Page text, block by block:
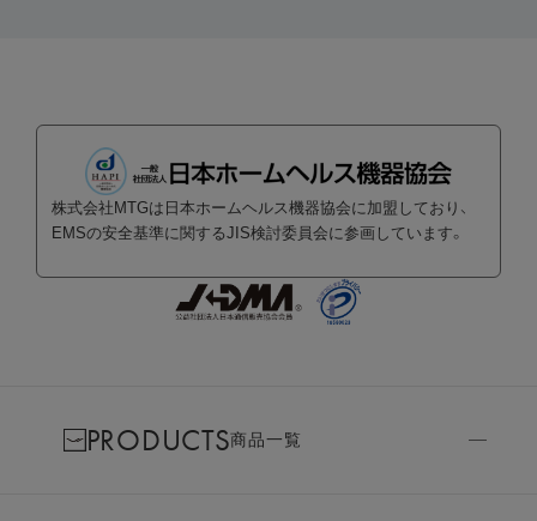
株式会社MTGは日本ホームヘルス機器協会に加盟しており、
EMSの安全基準に関するJIS検討委員会に参画しています。
PRODUCTS商品一覧